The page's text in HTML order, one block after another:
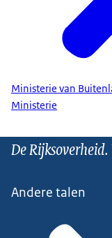
Ministerie van
Ministerie
De
Andere talen